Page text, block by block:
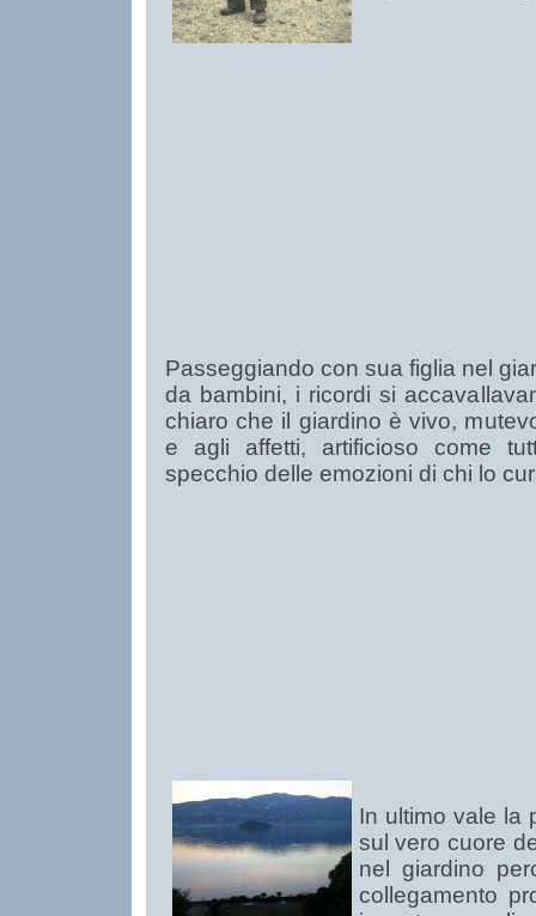
Passeggiando con sua figlia nel
da bambini, i ricordi si
chiaro che il giardino è vivo,
e agli affetti, artificioso come
specchio delle emozioni di chi lo
In ultimo vale la
sul vero cuore
nel giardino
collegamento